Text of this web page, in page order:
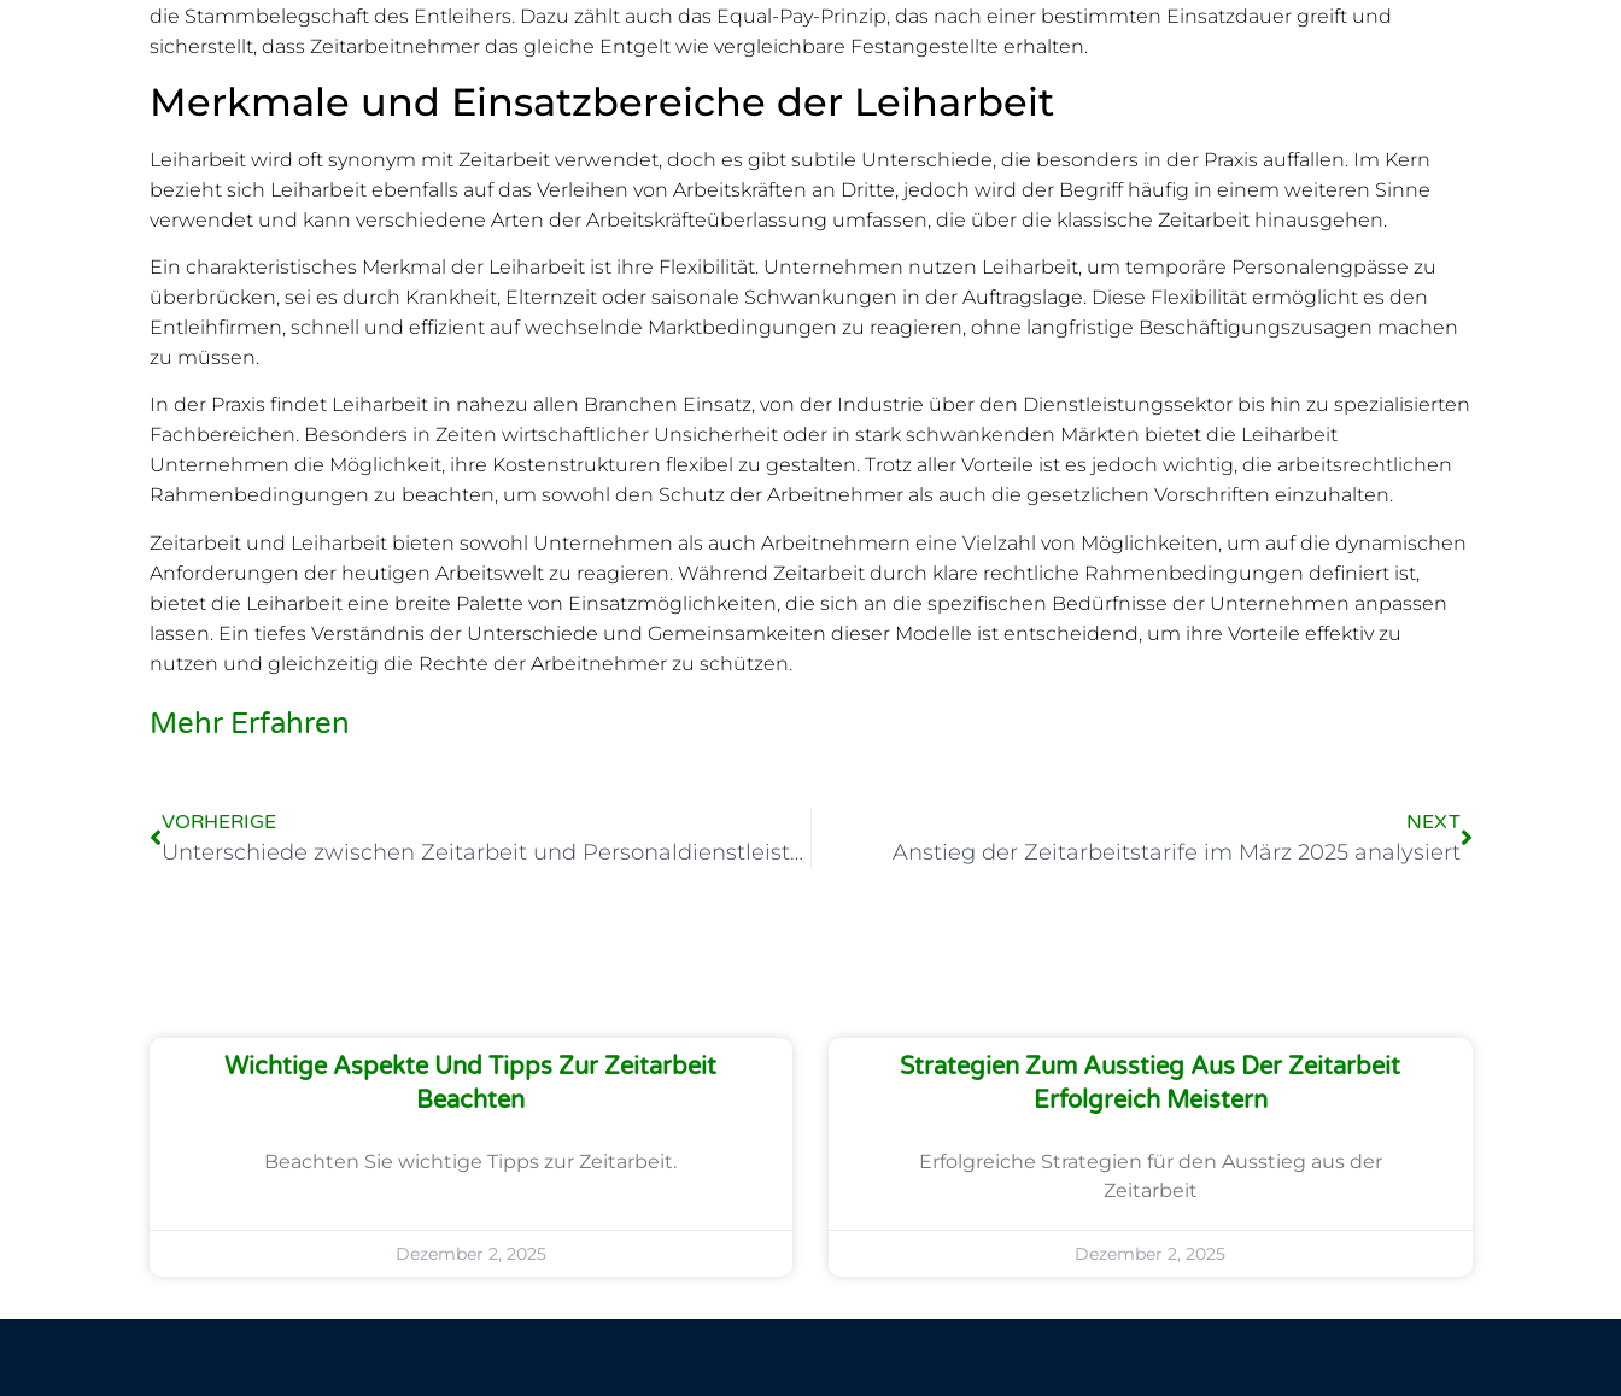
die Stammbelegschaft des Entleihers. Dazu zählt auch das Equal-Pay-Prinzip, das nach einer bestimmten Einsatzdauer greift und
sicherstellt, dass Zeitarbeitnehmer das gleiche Entgelt wie vergleichbare Festangestellte erhalten.
Merkmale und Einsatzbereiche der Leiharbeit
Leiharbeit wird oft synonym mit Zeitarbeit verwendet, doch es gibt subtile Unterschiede, die besonders in der Praxis auffallen. Im Kern
bezieht sich Leiharbeit ebenfalls auf das Verleihen von Arbeitskräften an Dritte, jedoch wird der Begriff häufig in einem weiteren Sinne
verwendet und kann verschiedene Arten der Arbeitskräfteüberlassung umfassen, die über die klassische Zeitarbeit hinausgehen.
Ein charakteristisches Merkmal der Leiharbeit ist ihre Flexibilität. Unternehmen nutzen Leiharbeit, um temporäre Personalengpässe zu
überbrücken, sei es durch Krankheit, Elternzeit oder saisonale Schwankungen in der Auftragslage. Diese Flexibilität ermöglicht es den
Entleihfirmen, schnell und effizient auf wechselnde Marktbedingungen zu reagieren, ohne langfristige Beschäftigungszusagen machen
zu müssen.
In der Praxis findet Leiharbeit in nahezu allen Branchen Einsatz, von der Industrie über den Dienstleistungssektor bis hin zu spezialisierten
Fachbereichen. Besonders in Zeiten wirtschaftlicher Unsicherheit oder in stark schwankenden Märkten bietet die Leiharbeit
Unternehmen die Möglichkeit, ihre Kostenstrukturen flexibel zu gestalten. Trotz aller Vorteile ist es jedoch wichtig, die arbeitsrechtlichen
Rahmenbedingungen zu beachten, um sowohl den Schutz der Arbeitnehmer als auch die gesetzlichen Vorschriften einzuhalten.
Zeitarbeit und Leiharbeit bieten sowohl Unternehmen als auch Arbeitnehmern eine Vielzahl von Möglichkeiten, um auf die dynamischen
Anforderungen der heutigen Arbeitswelt zu reagieren. Während Zeitarbeit durch klare rechtliche Rahmenbedingungen definiert ist,
bietet die Leiharbeit eine breite Palette von Einsatzmöglichkeiten, die sich an die spezifischen Bedürfnisse der Unternehmen anpassen
lassen. Ein tiefes Verständnis der Unterschiede und Gemeinsamkeiten dieser Modelle ist entscheidend, um ihre Vorteile effektiv zu
nutzen und gleichzeitig die Rechte der Arbeitnehmer zu schützen.
Mehr Erfahren
VORHERIGE
Unterschiede zwischen Zeitarbeit und Personaldienstleistern
NEXT
Anstieg der Zeitarbeitstarife im März 2025 analysiert
Wichtige Aspekte Und Tipps Zur Zeitarbeit
Beachten
Beachten Sie wichtige Tipps zur Zeitarbeit.
Dezember 2, 2025
Strategien Zum Ausstieg Aus Der Zeitarbeit
Erfolgreich Meistern
Erfolgreiche Strategien für den Ausstieg aus der
Zeitarbeit
Dezember 2, 2025